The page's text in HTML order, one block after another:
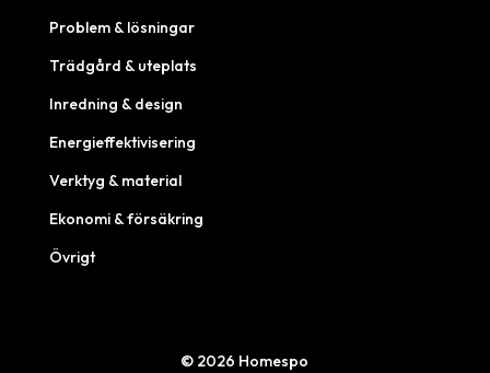
Problem & lösningar
Trädgård & uteplats
Inredning & design
Energieffektivisering
Verktyg & material
Ekonomi & försäkring
Övrigt
© 2026 Homespo